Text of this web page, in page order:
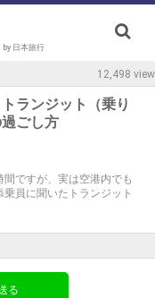
日本旅行
12,498 view
ランジット（乗り
ごし方
ですが、実は空港内でも
員に聞いたトランジット
る